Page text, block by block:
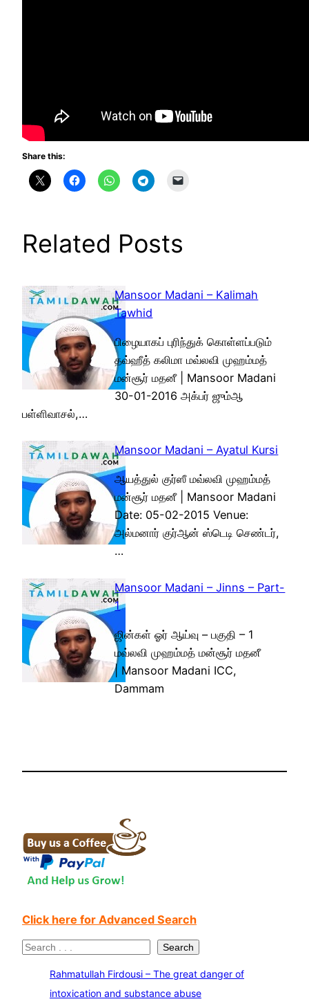
Share this:
Related Posts
Mansoor Madani – Kalimah
Tawhid
பிழையாகப் புரிந்துக் கொள்ளப்படும்
தவ்ஹீத் கலிமா மவ்லவி முஹம்மத்
மன்சூர் மதனீ | Mansoor Madani
30-01-2016 அக்பர் ஜும்ஆ
பள்ளிவாசல்,…
Mansoor Madani – Ayatul Kursi
ஆயத்துல் குர்ஸீ மவ்லவி முஹம்மத்
மன்சூர் மதனீ | Mansoor Madani
Date: 05-02-2015 Venue:
அல்மனார் குர்ஆன் ஸ்டெடி செண்டர்,
…
Mansoor Madani – Jinns – Part-
1
ஜின்கள் ஓர் ஆய்வு – பகுதி – 1
மவ்லவி முஹம்மத் மன்சூர் மதனீ
| Mansoor Madani ICC,
Dammam
Click here for Advanced Search
S
Search
Rahmatullah Firdousi – The great danger of
intoxication and substance abuse